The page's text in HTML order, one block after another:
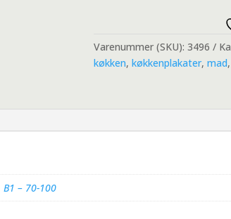
Varenummer (SKU): 3496
køkken, køkkenplakater, mad,
B1 – 70-100